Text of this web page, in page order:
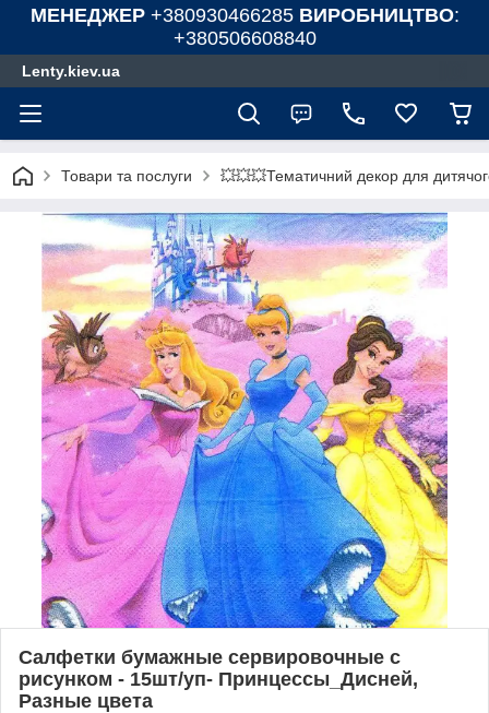
МЕНЕДЖЕР +380930466285 ВИРОБНИЦТВО:
+380506608840
Lenty.kiev.ua
Товари та послуги 💥💥💥Тематичний декор для
Салфетки бумажные сервировочные с
рисунком - 15шт/уп- Принцессы_Дисней,
Разные цвета